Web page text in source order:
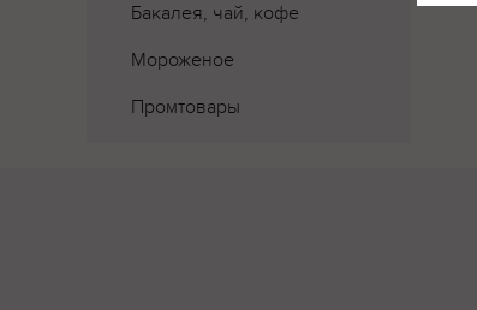
Бакалея, чай, кофе
Мороженое
Промтовары